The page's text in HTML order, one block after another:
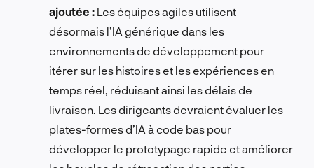
ajoutée : Les équipes agiles utilisent
désormais l’IA générique dans les
environnements de développement pour
itérer sur les histoires et les expériences en
temps réel, réduisant ainsi les délais de
livraison. Les dirigeants devraient évaluer les
plates-formes d’IA à code bas pour
développer le prototypage rapide et améliorer